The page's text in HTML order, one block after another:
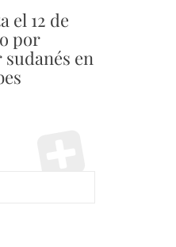
el 12 de
por
en